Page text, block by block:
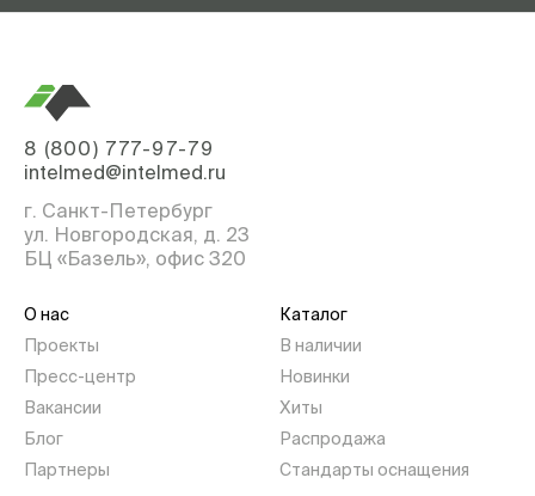
8 (800) 777-97-79
intelmed@intelmed.ru
г. Санкт-Петербург
ул. Новгородская, д. 23
БЦ «Базель», офис 320
О нас
Проекты
Пресс-центр
Вакансии
Блог
Партнеры
Каталог
В наличии
Новинки
Хиты
Распродажа
Стандарты оснащения